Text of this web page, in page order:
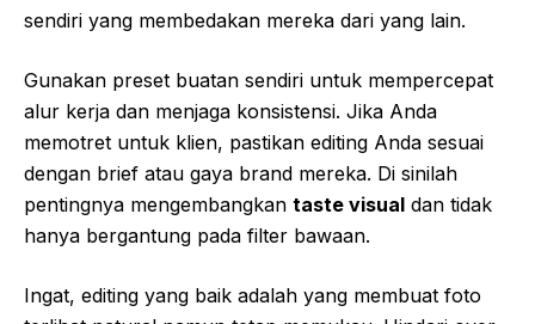
sendiri yang membedakan mereka dari yang lain.
Gunakan preset buatan sendiri untuk mempercepat
alur kerja dan menjaga konsistensi. Jika Anda
memotret untuk klien, pastikan editing Anda sesuai
dengan brief atau gaya brand mereka. Di sinilah
pentingnya mengembangkan taste visual dan tidak
hanya bergantung pada filter bawaan.
Ingat, editing yang baik adalah yang membuat foto